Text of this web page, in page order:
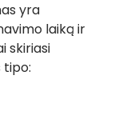
yra
laiką ir
skiriasi
tipo: